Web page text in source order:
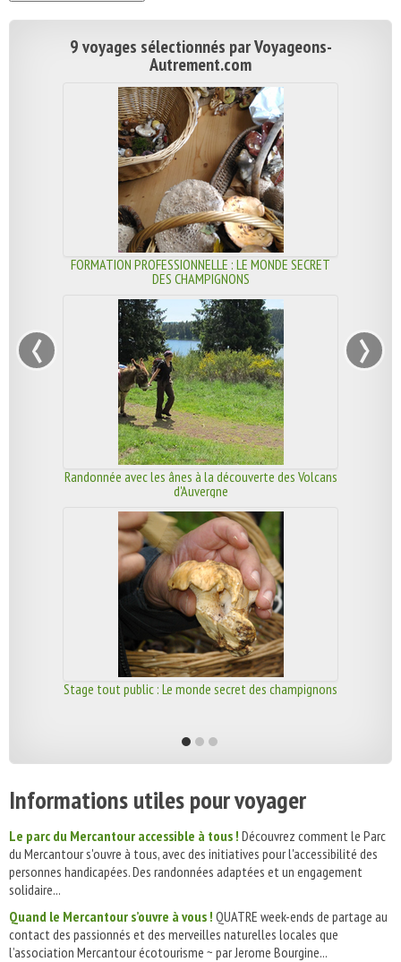
9 voyages sélectionnés par Voyageons-
Autrement.com
FORMATION PROFESSIONNELLE : LE MONDE SECRET
DES CHAMPIGNONS
Randonnée avec les ânes à la découverte des Volcans
d'Auvergne
Stage tout public : Le monde secret des champignons
‹ ›
Informations utiles pour voyager
Le parc du Mercantour accessible à tous ! Découvrez comment le Parc
du Mercantour s'ouvre à tous, avec des initiatives pour l'accessibilité des
personnes handicapées. Des randonnées adaptées et un engagement
solidaire...
Quand le Mercantour s’ouvre à vous ! QUATRE week-ends de partage au
contact des passionnés et des merveilles naturelles locales que
l’association Mercantour écotourisme ~ par Jerome Bourgine...